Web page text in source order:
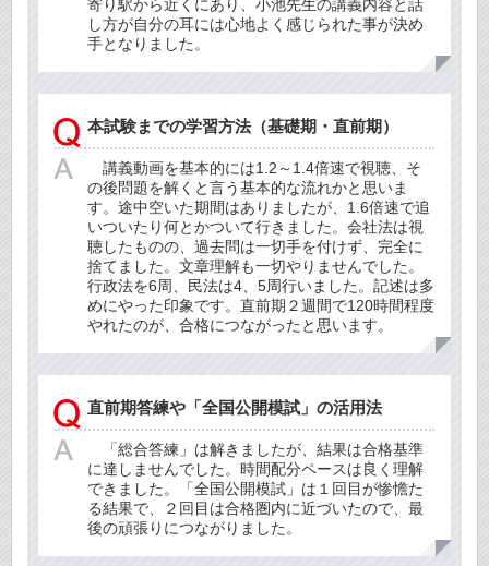
寄り駅から近くにあり、小池先生の講義内容と話
し方が自分の耳には心地よく感じられた事が決め
手となりました。
本試験までの学習方法（基礎期・直前期）
講義動画を基本的には1.2～1.4倍速で視聴、そ
の後問題を解くと言う基本的な流れかと思いま
す。途中空いた期間はありましたが、1.6倍速で追
いついたり何とかついて行きました。会社法は視
聴したものの、過去問は一切手を付けず、完全に
捨てました。文章理解も一切やりませんでした。
行政法を6周、民法は4、5周行いました。記述は多
めにやった印象です。直前期２週間で120時間程度
やれたのが、合格につながったと思います。
直前期答練や「全国公開模試」の活用法
「総合答練」は解きましたが、結果は合格基準
に達しませんでした。時間配分ペースは良く理解
できました。「全国公開模試」は１回目が惨憺た
る結果で、２回目は合格圏内に近づいたので、最
後の頑張りにつながりました。